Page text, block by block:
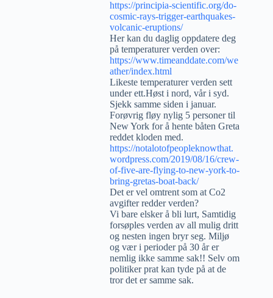
https://principia-scientific.org/do-
cosmic-rays-trigger-earthquakes-
volcanic-eruptions/
Her kan du daglig oppdatere deg
på temperaturer verden over:
https://www.timeanddate.com/we
ather/index.html
Likeste temperaturer verden sett
under ett.Høst i nord, vår i syd.
Sjekk samme siden i januar.
Forøvrig fløy nylig 5 personer til
New York for å hente båten Greta
reddet kloden med.
https://notalotofpeopleknowthat.
wordpress.com/2019/08/16/crew-
of-five-are-flying-to-new-york-to-
bring-gretas-boat-back/
Det er vel omtrent som at Co2
avgifter redder verden?
Vi bare elsker å bli lurt, Samtidig
forsøples verden av all mulig dritt
og nesten ingen bryr seg. Miljø
og vær i perioder på 30 år er
nemlig ikke samme sak!! Selv om
politiker prat kan tyde på at de
tror det er samme sak.